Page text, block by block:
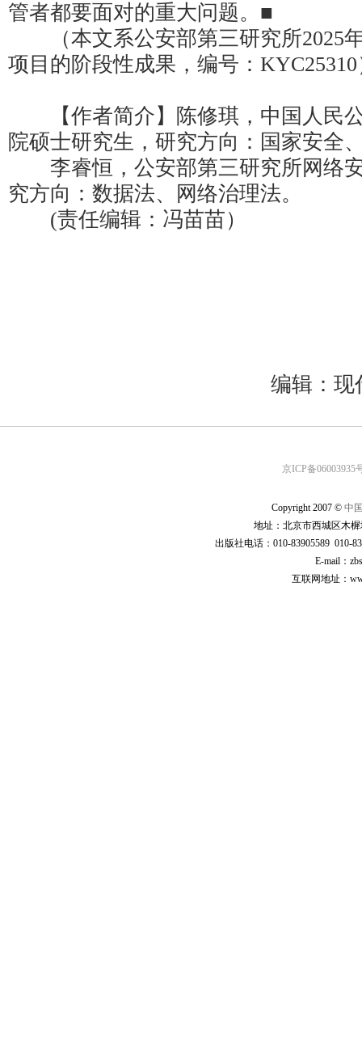
管者都要面对的重大问题。■
（本文系公安部第三研究所2025
项目的阶段性成果，编号：KYC25310
【作者简介】陈修琪，中国人民
院硕士研究生，研究方向：国家安全
李睿恒，公安部第三研究所网络
究方向：数据法、网络治理法。
(责任编辑：冯苗苗）
编辑：
京ICP备06003935
Copyright 2007 © 中
地址：北京市西城区木
出版社电话：010-83905589 010-
E-mail：
互联网地址：